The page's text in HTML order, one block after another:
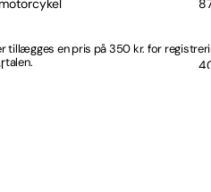
tillægges en pris på 350 kr. for